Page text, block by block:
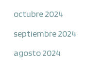
octubre 2024
septiembre 2024
agosto 2024